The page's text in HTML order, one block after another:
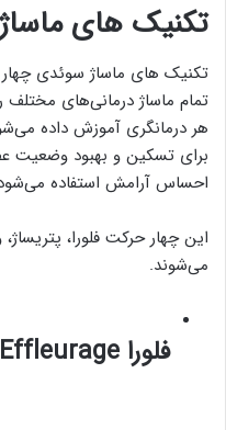
تکنیک های
تکنیک های ماساژ سوئدی
تمام ماساژ درمانی‌های
هر درمانگری آموزش داده
برای تسکین و بهبود وضعیت
احساس آرامش استفاده
این چهار حرکت فلورا،
می‌شوند.
فلورا Effleurage